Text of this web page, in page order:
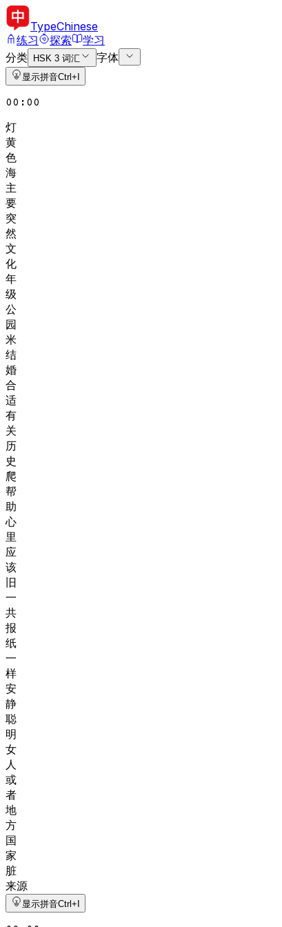
TypeChinese
练习
探索
学习
分类
HSK 3 词汇 字体
显示拼音Ctrl+I
00:00
灯
黄
色
海
主
要
突
然
文
化
年
级
公
园
米
结
婚
合
适
有
关
历
史
爬
帮
助
心
里
应
该
旧
一
共
报
纸
一
样
安
静
聪
明
女
人
或
者
地
方
国
家
脏
来源
显示拼音Ctrl+I